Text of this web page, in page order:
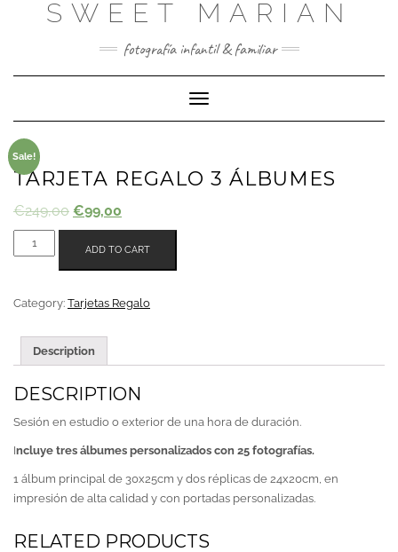
SWEET MARIAN
fotografía infantil & familiar
Cambiar
modo
Sale!
TARJETA REGALO 3 ÁLBUMES
€249,00 €99,00
TARJETA
REGALO
ÁLBUMES
ADD TO CART
Category: Tarjetas Regalo
Description
DESCRIPTION
Sesión en estudio o exterior de una hora de duración.
Incluye tres álbumes personalizados con 25 fotografías.
1 álbum principal de 30x25cm y dos réplicas de 24x20cm, en
impresión de alta calidad y con portadas personalizadas.
RELATED PRODUCTS